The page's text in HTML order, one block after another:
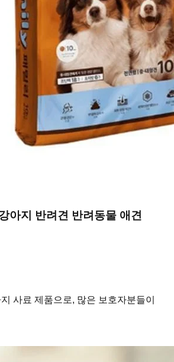
아지 반려견 반려동물 애견
사료 제품으로, 많은 보호자분들이